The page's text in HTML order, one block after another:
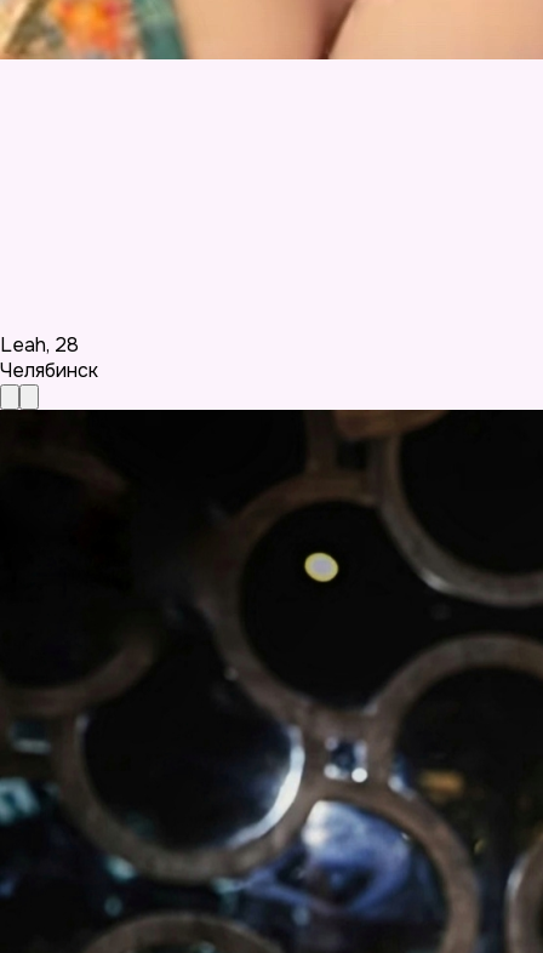
Leah, 28
Челябинск